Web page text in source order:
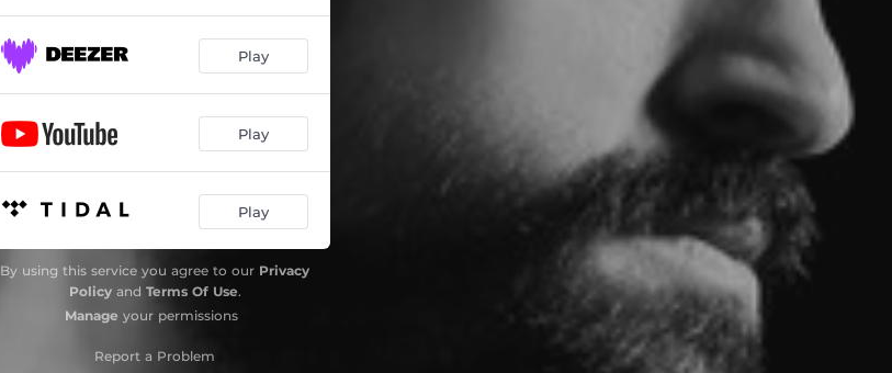
Play
Play
Play
By using this service you agree to our Privacy
Policyand Terms Of Use.
Manage your permissions
Report a Problem